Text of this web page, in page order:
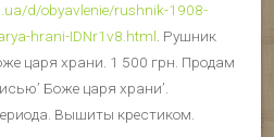
d/obyavlenie/rushnik-1908-
hrani-IDNr1v8.html. Рушник
царя храни. 1 500 грн. Продам
Боже царя храни’.
Вышиты крестиком.